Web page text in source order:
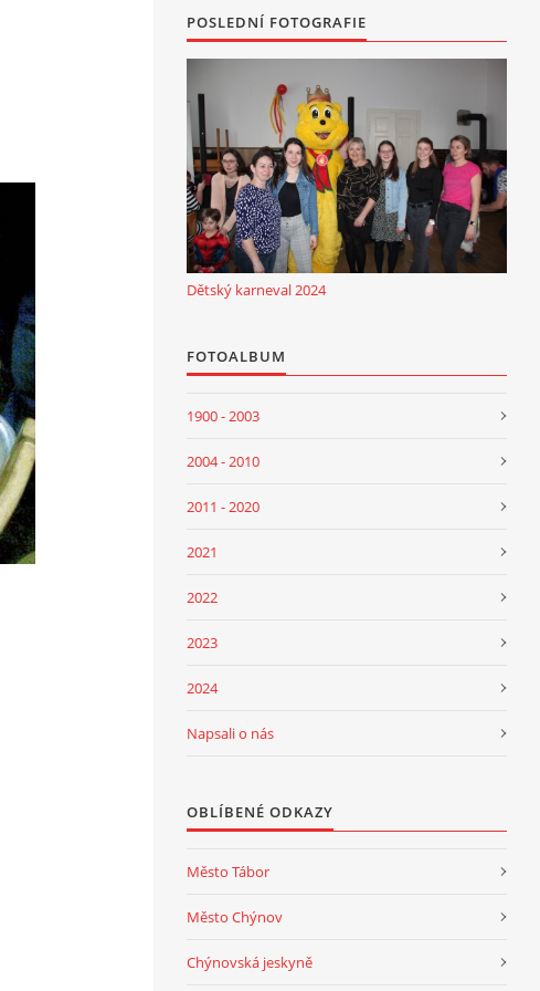
POSLEDNÍ FOTOGRAFIE
Dětský karneval 2024
FOTOALBUM
1900 - 2003
2004 - 2010
2011 - 2020
2021
2022
2023
2024
Napsali o nás
OBLÍBENÉ ODKAZY
Město Tábor
Město Chýnov
Chýnovská jeskyně